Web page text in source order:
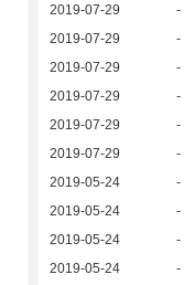
2019-07-29 -
2019-07-29 -
2019-07-29 -
2019-07-29 -
2019-07-29 -
2019-07-29 -
2019-05-24 -
2019-05-24 -
2019-05-24 -
2019-05-24 -